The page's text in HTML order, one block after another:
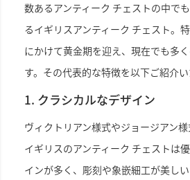
数あるアンティーク チェストの中で
るイギリスアンティーク チェスト。
にかけて黄金期を迎え、現在でも多
す。その代表的な特徴を以下ご紹介い
1. クラシカルなデザイン
ヴィクトリアン様式やジョージアン様
イギリスのアンティーク チェストは
インが多く、彫刻や象嵌細工が美し